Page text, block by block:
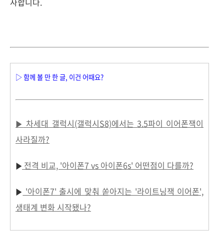
▷ 함께 볼 만 한 글, 이건 어때요?
▶ 차세대 갤럭시(갤럭시S8)에서는 3.5파이 이어폰잭이
사라질까?
▶ 전격 비교, '아이폰7 vs 아이폰6s' 어떤점이 다를까?
▶ '아이폰7' 출시에 맞춰 쏟아지는 '라이트닝잭 이어폰',
생태계 변화 시작됐나?